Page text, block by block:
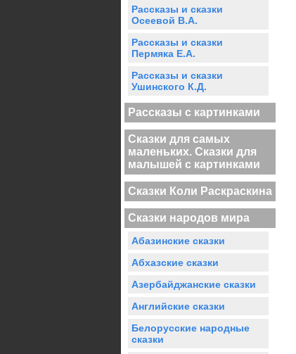
Рассказы и сказки
Осеевой В.А.
Рассказы и сказки
Пермяка Е.А.
Рассказы и сказки
Ушинского К.Д.
Рассказы с картинками
Сказки для самых
маленьких. Сказки для
малышей с картинками
Сказки Коли Раскраскина
Сказки народов мира
Абазинские сказки
Абхазские сказки
Азербайджанские сказки
Английские сказки
Белорусские народные
сказки